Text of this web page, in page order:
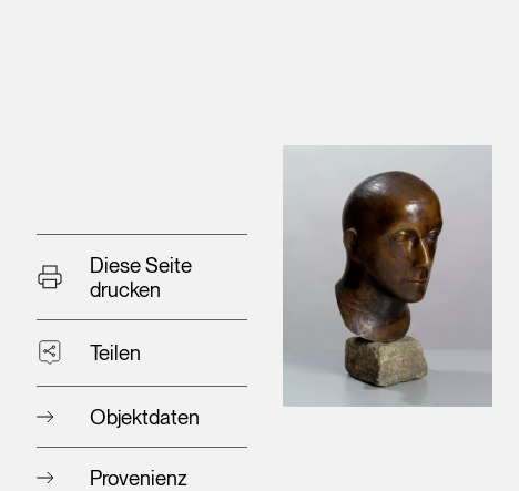
Diese Seite
drucken
Teilen
Objektdaten
Provenienz